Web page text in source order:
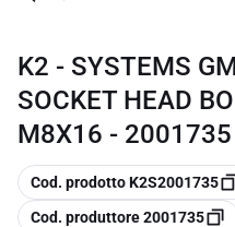
K2 - SYSTEMS
SOCKET HEAD
M8X16 - 2001735
copia
Cod. prodotto K2S2001735
copia
Cod. produttore 2001735